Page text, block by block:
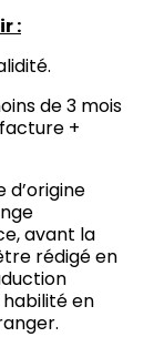
:
de 3 mois
+
d’origine
avant la
rédigé en
en